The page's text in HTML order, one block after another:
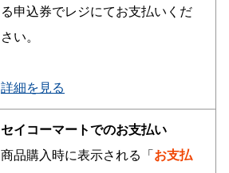
る申込券でレジにてお支払いくだ
さい。
詳細を見る
セイコーマートでのお支払い
商品購入時に表示される「 お支払